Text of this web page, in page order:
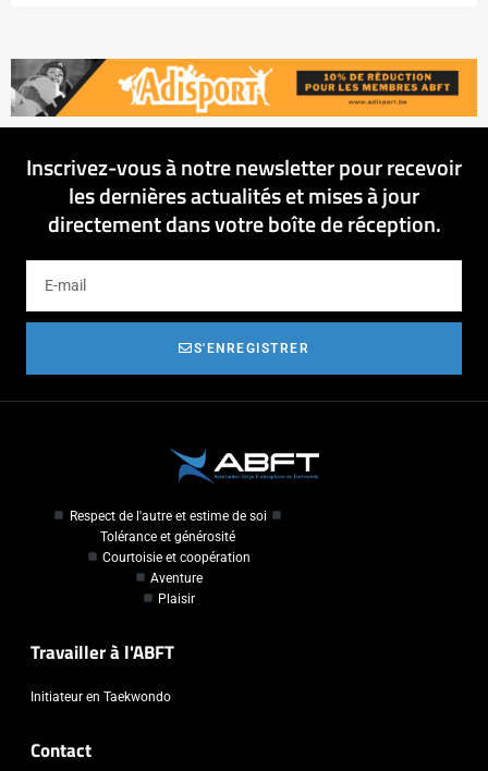
Inscrivez-vous à notre newsletter pour recevoir
les dernières actualités et mises à jour
directement dans votre boîte de réception.
S'ENREGISTRER
Respect de l'autre et estime de soi
Tolérance et générosité
Courtoisie et coopération
Aventure
Plaisir
Travailler à l'ABFT
Initiateur en Taekwondo
Contact